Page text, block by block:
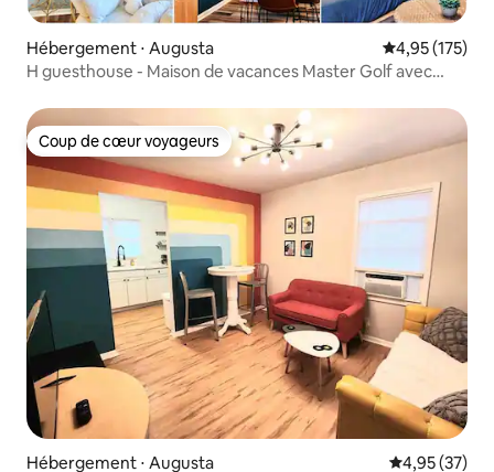
Hébergement ⋅ Augusta Évaluation
4,95 (175)
H guesthouse - Maison de vacances Master Golf avec
Coup de cœur voyageurs
Coup de cœur voyageurs
Hébergement ⋅ Augusta Évaluation
4,95 (37)